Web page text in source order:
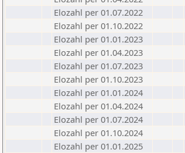
Elozahl per 01.07.2022
Elozahl per 01.10.2022
Elozahl per 01.01.2023
Elozahl per 01.04.2023
Elozahl per 01.07.2023
Elozahl per 01.10.2023
Elozahl per 01.01.2024
Elozahl per 01.04.2024
Elozahl per 01.07.2024
Elozahl per 01.10.2024
Elozahl per 01.01.2025